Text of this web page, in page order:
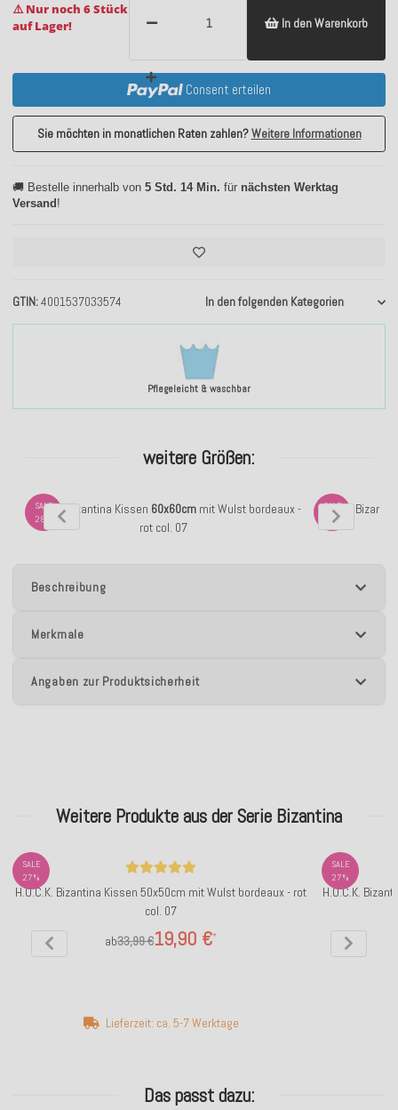
Pflegeleicht & waschbar
GTIN 4001537033574 In den folgenden Kategorien
⚠️ Nur noch 6 Stück
auf Lager!
In den Warenkorb
Consent erteilen
Sie möchten in monatlichen Raten zahlen?Weitere Informationen
🚚 Bestelle innerhalb von 5 Std. 14 Min. für nächsten Werktag
Versand !
weitere Größen:
SALE
28%
H.O.C.K. Bizantina Kissen 60x60cmmit Wulst bordeaux -
rot col. 07
SALE
27%
H.O.C.K.
Beschreibung
Merkmale
Angaben zur Produktsicherheit
Weitere Produkte aus der Serie Bizantina
SALE
27%
H.O.C.K. Bizantina Kissen 50x50cm mit Wulst bordeaux - rot
col. 07
ab
19,90 €*
33,99 €
Lieferzeit: ca. 5-7 Werktage
SALE
27%
H.O.C.K.
Das passt dazu: